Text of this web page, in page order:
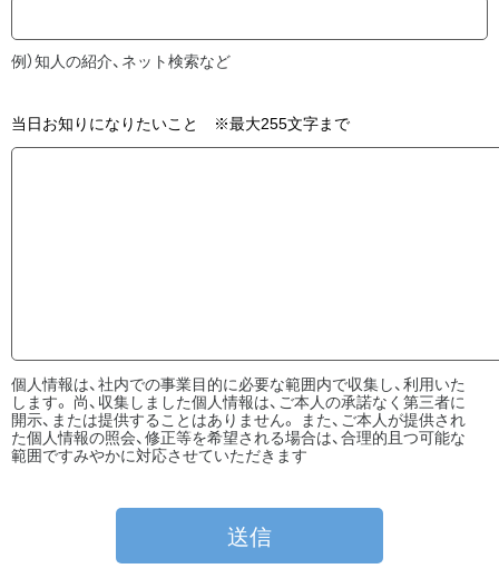
例）知人の紹介、ネット検索など
当日お知りになりたいこと ※最大255文字まで
個人情報は、社内での事業目的に必要な範囲内で収集し、利用いた
します。 尚、収集しました個人情報は、ご本人の承諾なく第三者に
開示、または提供することはありません。 また、ご本人が提供され
た個人情報の照会、修正等を希望される場合は、合理的且つ可能な
範囲ですみやかに対応させていただきます